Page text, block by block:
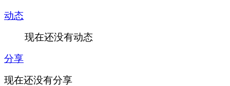
动态
现在还没有动态
分享
现在还没有分享